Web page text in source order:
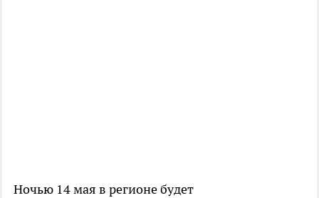
Ночью 14 мая в регионе будет